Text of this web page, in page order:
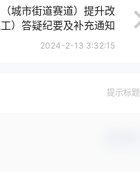
城市街道赛道）提升改
）答疑纪要及补充通知
（一）
2024-2-13 3:32:15
提示标题